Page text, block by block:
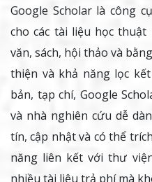
Google Scholar là công
cho các tài liệu học
văn, sách, hội thảo và
thiện và khả năng lọc
bản, tạp chí, Google
và nhà nghiên cứu dễ
tín, cập nhật và có thể
năng liên kết với thư
nhiều tài liệu trả phí mà